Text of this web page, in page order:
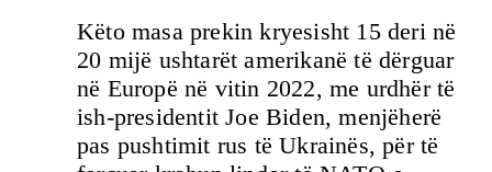
Këto masa prekin kryesisht 15 deri në
20 mijë ushtarët amerikanë të dërguar
në Europë në vitin 2022, me urdhër të
ish-presidentit Joe Biden, menjëherë
pas pushtimit rus të Ukrainës, për të